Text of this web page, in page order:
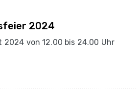
2024
2024 von 12.00 bis 24.00 Uhr